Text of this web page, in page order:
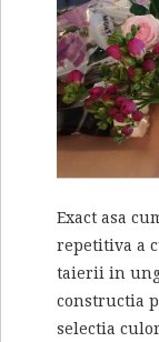
Exact asa
repetitiva a
taierii in
constructia
selectia